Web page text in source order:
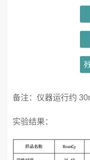
备注：仪器运行约
实验结果：